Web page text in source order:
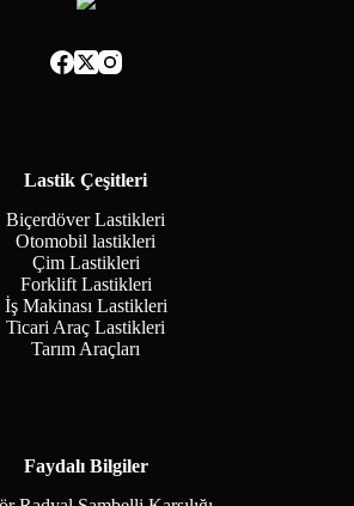
Lastik Çeşitleri
Biçerdöver Lastikleri
Otomobil lastikleri
Çim Lastikleri
Forklift Lastikleri
İş Makinası Lastikleri
Ticari Araç Lastikleri
Tarım Araçları
Faydalı Bilgiler